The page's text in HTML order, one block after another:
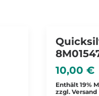
10,00 €
Enthält 19%
zzgl. Versand